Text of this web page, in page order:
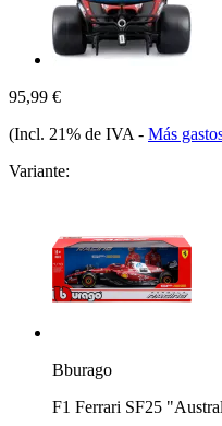
95,99 €
(Incl. 21% de IVA - Más
Variante:
Bburago
F1 Ferrari SF25